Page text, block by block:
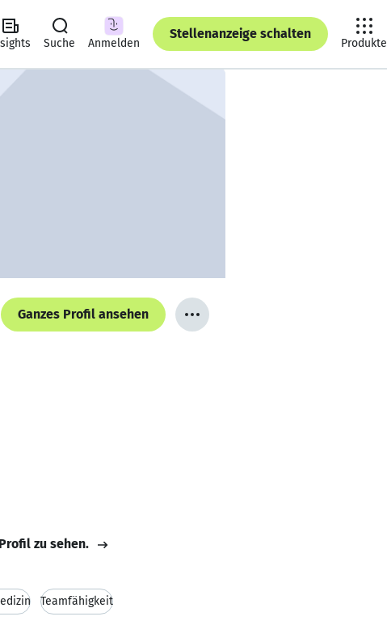
Suche Anmelden
Stellenanzeige schalten
Produkte
Ganzes Profil ansehen
zu sehen.
Teamfähigkeit